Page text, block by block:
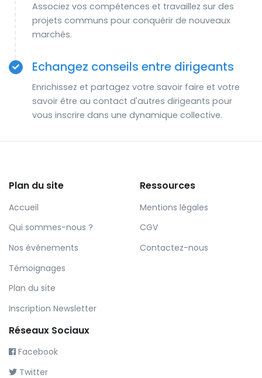
Associez vos compétences et travaillez sur des
projets communs pour conquérir de nouveaux
marchés.
Echangez conseils entre dirigeants
Enrichissez et partagez votre savoir faire et votre
savoir être au contact d'autres dirigeants pour
vous inscrire dans une dynamique collective.
Plan du site
Accueil
Qui sommes-nous ?
Nos événements
Témoignages
Plan du site
Inscription Newsletter
Ressources
Mentions légales
CGV
Contactez-nous
Réseaux Sociaux
Facebook
Twitter